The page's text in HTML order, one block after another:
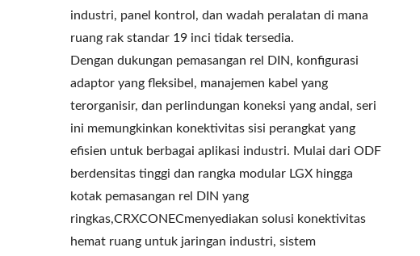
industri, panel kontrol, dan wadah peralatan di mana
ruang rak standar 19 inci tidak tersedia.
Dengan dukungan pemasangan rel DIN, konfigurasi
adaptor yang fleksibel, manajemen kabel yang
terorganisir, dan perlindungan koneksi yang andal, seri
ini memungkinkan konektivitas sisi perangkat yang
efisien untuk berbagai aplikasi industri. Mulai dari ODF
berdensitas tinggi dan rangka modular LGX hingga
kotak pemasangan rel DIN yang
ringkas,CRXCONECmenyediakan solusi konektivitas
hemat ruang untuk jaringan industri, sistem